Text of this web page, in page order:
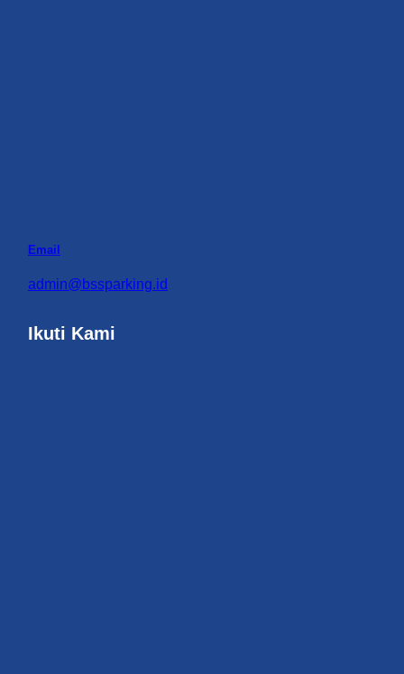
Email
admin@bssparking.id
Ikuti Kami